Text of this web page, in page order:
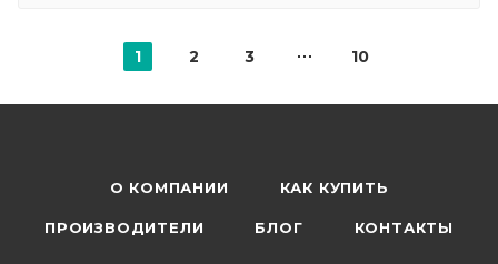
1 2 3 10
О КОМПАНИИ КАК КУПИТЬ
ПРОИЗВОДИТЕЛИ БЛОГ КОНТАКТЫ